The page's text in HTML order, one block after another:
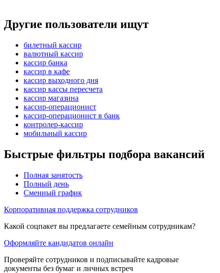
Другие пользователи ищут
билетный кассир
валютный кассир
кассир банка
кассир в кафе
кассир выходного дня
кассир кассы пересчета
кассир магазина
кассир-операционист
кассир-операционист в банк
контролер-кассир
мобильный кассир
Быстрые фильтры подбора вакансий
Полная занятость
Полный день
Сменный график
Корпоративная поддержка сотрудников
Какой соцпакет вы предлагаете семейным сотрудникам?
Оформляйте кандидатов онлайн
Проверяйте сотрудников и подписывайте кадровые
документы без бумаг и личных встреч